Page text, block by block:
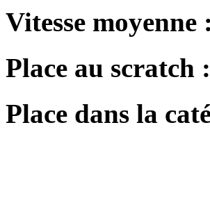
Vitesse moyenne :
Place au scratch :
Place dans la